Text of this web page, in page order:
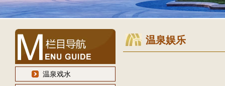
温泉戏水
温泉娱乐